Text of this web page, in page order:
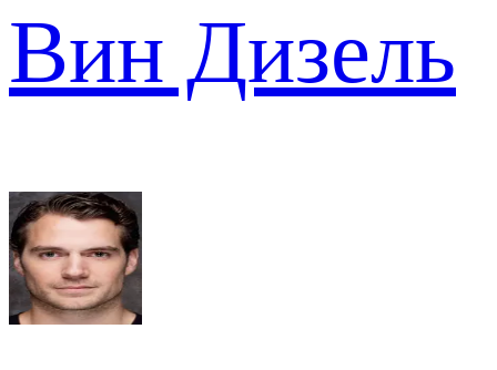
Вин Дизель